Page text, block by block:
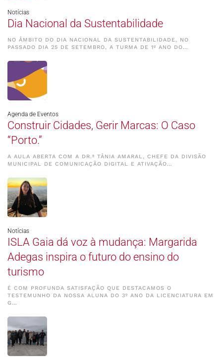
Notícias
Dia Nacional da Sustentabilidade
NO ÂMBITO DO DIA NACIONAL DA SUSTENTABILIDADE, NO
PASSADO DIA 25 DE SETEMBRO, A TURMA DE 1º ANO DO…
Agenda de Eventos
Construir Cidades, Gerir Marcas: O Caso
“Porto.”
A AULA ABERTA COM A DR.ª TÂNIA AMARAL, CHEFE DA DIVISÃO
MUNICIPAL DE COMUNICAÇÃO DIGITAL E ATIVAÇÃO…
Notícias
ISLA Gaia dá voz à mudança: Margarida
Adegas inspira o futuro do ensino do
turismo
É COM PROFUNDA SATISFAÇÃO QUE DESTACAMOS O
TESTEMUNHO DA NOSSA ALUNA DO 3º ANO DA LICENCIATURA EM
G…